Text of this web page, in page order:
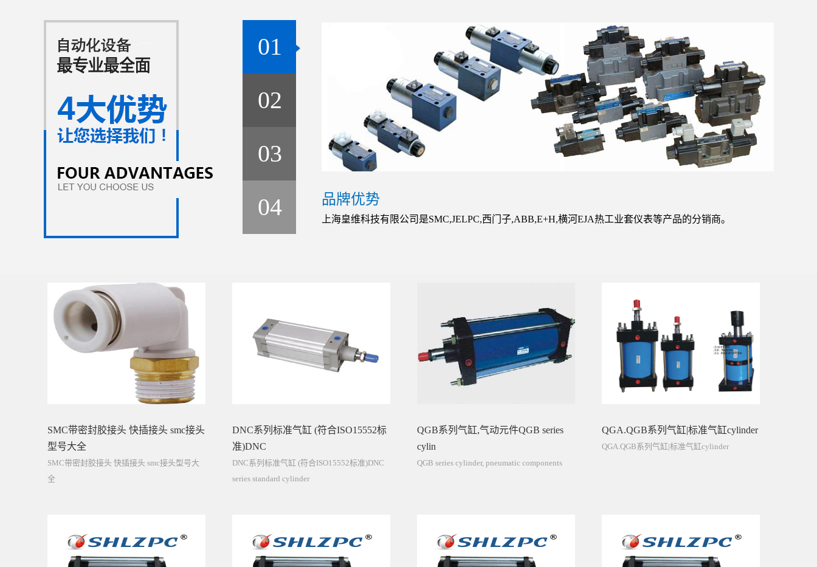
01
02
03
04
品牌优势
上海皇维科技有限公司是SMC,JELPC,西门子,ABB,E+H,横河EJA热工业套仪表等产品的分销商。
SMC带密封胶接头 快插接头 smc接头
型号大全
SMC带密封胶接头 快插接头 smc接头型号大
全
DNC系列标准气缸 (符合ISO15552标
准)DNC
DNC系列标准气缸 (符合ISO15552标准)DNC
series standard cylinder
QGB系列气缸,气动元件QGB series
cylin
QGB series cylinder, pneumatic components
QGA.QGB系列气缸|标准气缸cylinder
QGA.QGB系列气缸|标准气缸cylinder